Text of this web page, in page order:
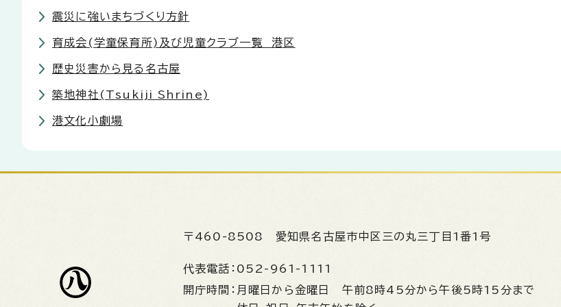
震災に強いまちづくり方針
育成会(学童保育所)及び児童クラブ一覧 港区
歴史災害から見る名古屋
築地神社(Tsukiji Shrine)
港文化小劇場
〒460-8508 愛知県名古屋市中区三の丸三丁目1番1号
代表電話： 052-961-1111
開庁時間： 月曜日から金曜日 午前8時45分から午後5時15分まで